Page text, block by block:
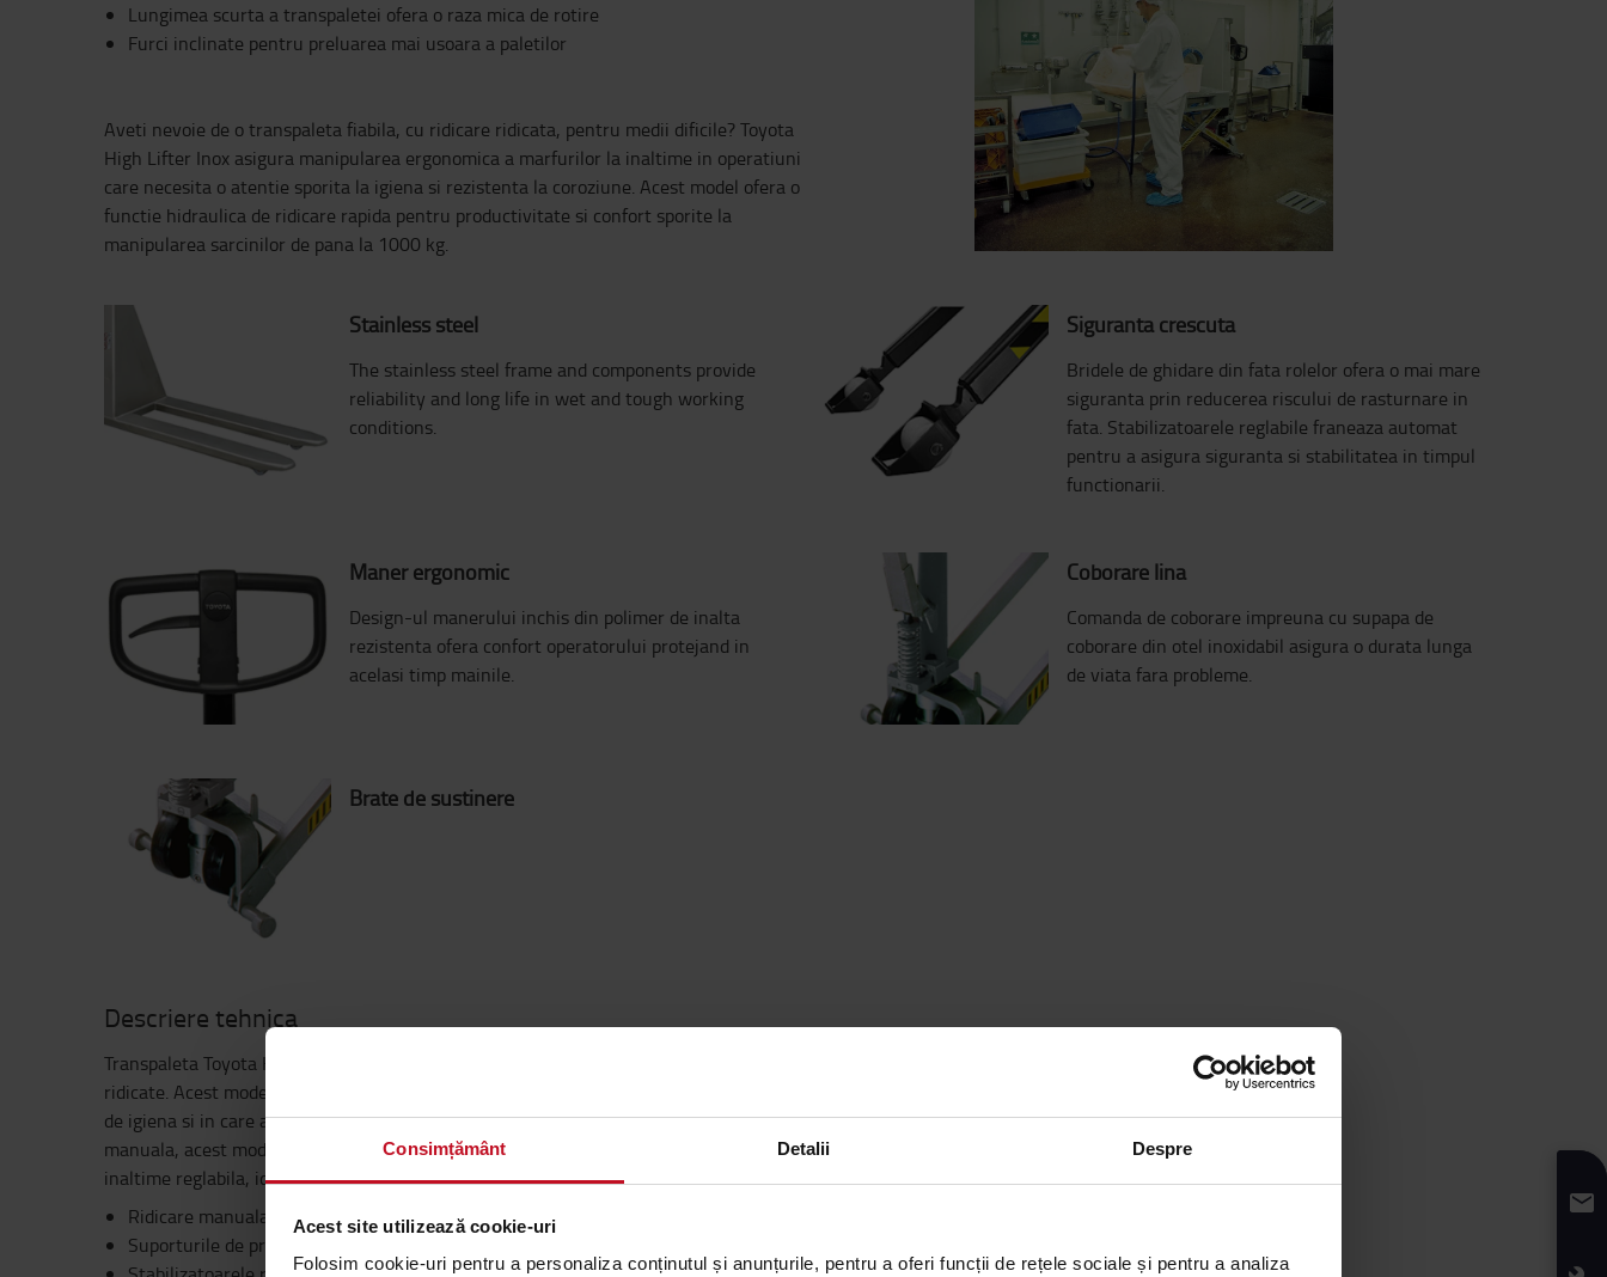
Consimțământ Detalii Despre
Acest site utilizează cookie-uri
Folosim cookie-uri pentru a personaliza conținutul și anunțurile, pentru a oferi funcții de rețele sociale și pentru a analiza
Lungimea scurta a transpaletei ofera o raza mica de rotire
Furci inclinate pentru preluarea mai usoara a paletilor
Aveti nevoie de o transpaleta fiabila, cu ridicare ridicata, pentru medii dificile? Toyota
High Lifter Inox asigura manipularea ergonomica a marfurilor la inaltime in operatiuni
care necesita o atentie sporita la igiena si rezistenta la coroziune. Acest model ofera o
functie hidraulica de ridicare rapida pentru productivitate si confort sporite la
manipularea sarcinilor de pana la 1000 kg.
Stainless steel
The stainless steel frame and components provide
reliability and long life in wet and tough working
conditions.
Siguranta crescuta
Bridele de ghidare din fata rolelor ofera o mai mare
siguranta prin reducerea riscului de rasturnare in
fata. Stabilizatoarele reglabile franeaza automat
pentru a asigura siguranta si stabilitatea in timpul
functionarii.
Maner ergonomic
Design-ul manerului inchis din polimer de inalta
rezistenta ofera confort operatorului protejand in
acelasi timp mainile.
Coborare lina
Comanda de coborare impreuna cu supapa de
coborare din otel inoxidabil asigura o durata lunga
de viata fara probleme.
Brate de sustinere
Descriere tehnica
Transpaleta Toyota High Lifter Inox asigura manipulare ergonomica a marfii la inaltimi
ridicate. Acest model a fost conceput pentru aplicatii care necesita un standard ridicat
de igiena si in care ar putea aparea coroziune. Pe langa functionarea ca o transpaleta
manuala, acest model serveste, de asemenea, ca o statie de lucru confortabila, cu
inaltime reglabila, ideala pentru operatiunile de distributie si sortare.
Ridicare manuala
Suporturile de prindere din fata rolelor reduc riscul de a scapa sarcina.